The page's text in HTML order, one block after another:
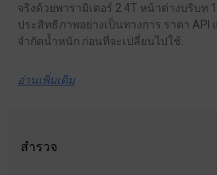
จริงด้วยพารามิเตอร์ 2.4T หน้าต่างบริบท
ประสิทธิภาพอย่างเป็นทางการ ราคา
จำกัดน้ำหนัก ก่อนที่จะเปลี่ยนไปใช้.
อ่านเพิ่มเติม
สำรวจ